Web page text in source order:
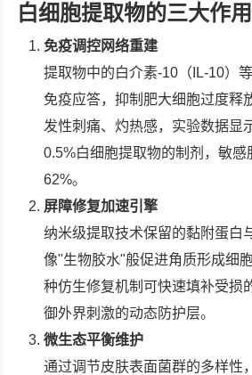
白细胞提取物的三大作
免疫调控网络重建
提取物中的白介素-10（IL-10）
免疫应答，抑制肥大细胞过度释
发性刺痛、灼热感，实验数据显
0.5%白细胞提取物的制剂，敏感
62%。
屏障修复加速引擎
纳米级提取技术保留的黏附蛋白
像"生物胶水"般促进角质形成细
种仿生修复机制可快速填补受损
御外界刺激的动态防护层。
微生态平衡维护
通过调节皮肤表面菌群的多样性